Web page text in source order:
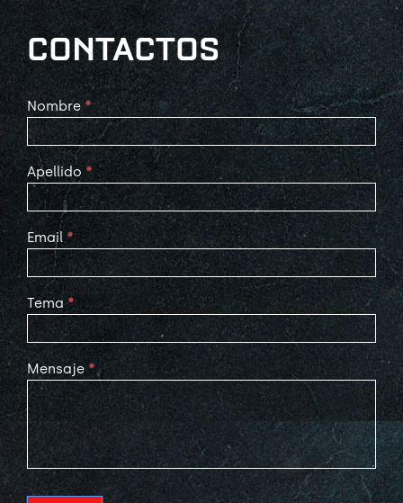
CONTACTOS
Contact
Us
Nombre *
Apellido *
Email *
Tema *
Mensaje *